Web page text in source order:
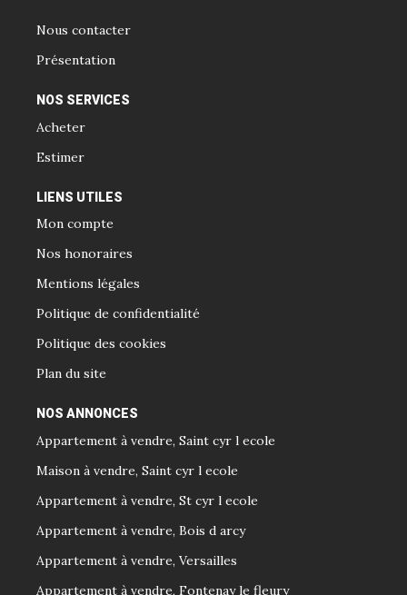
Nous contacter
Présentation
NOS SERVICES
Acheter
Estimer
LIENS UTILES
Mon compte
Nos honoraires
Mentions légales
Politique de confidentialité
Politique des cookies
Plan du site
NOS ANNONCES
Appartement à vendre, Saint cyr l ecole
Maison à vendre, Saint cyr l ecole
Appartement à vendre, St cyr l ecole
Appartement à vendre, Bois d arcy
Appartement à vendre, Versailles
Appartement à vendre, Fontenay le fleury